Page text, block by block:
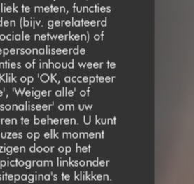
te meten, functies
(bijv. gerelateerd
netwerken) of
of inhoud weer te
op 'OK, accepteer
'Weiger alle' of
om uw
te beheren. U kunt
op elk moment
door op het
linksonder
te klikken.